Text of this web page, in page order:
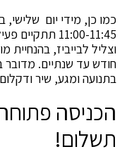
כמו כן, מידי יום
11:00-11:45
וצליל לבייביז, בהנחיית
חודש עד שנתיים. מדובר
בתנועה ומגע, שיר
הכניסה
תשלום!